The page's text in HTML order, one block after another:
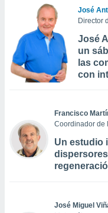
José
Director
José
un
las
con
Francisco
Coordinador de
Un estudio
José Miguel